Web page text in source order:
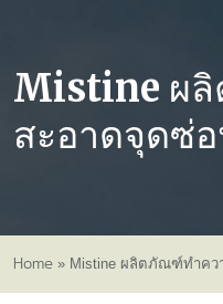
Mistine ผ
สะอาดจุดซ่
Home » Mistine ผลิตภัณฑ์ทำคว